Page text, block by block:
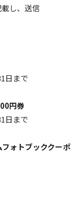
し、送信
日まで
円券
日まで
ォトブッククーポ